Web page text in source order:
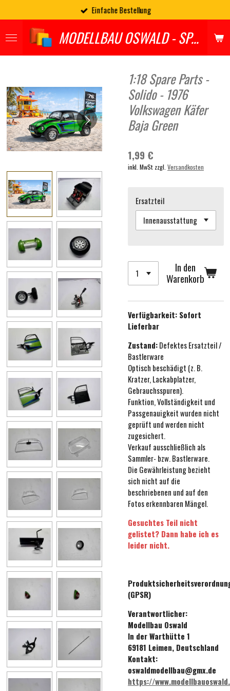
Hauptinhalt
springen
MODELLBAU OSWALD - SPARES
Einfache Bestellung
1:18 Spare Parts -
Solido - 1976
Volkswagen Käfer
Baja Green
1,99 €
inkl. MwSt zzgl. Versandkosten
Ersatzteil
In den
Warenkorb
Verfügbarkeit: Sofort
Lieferbar
Zustand:Defektes Ersatzteil /
Bastlerware
Optisch beschädigt (z. B.
Kratzer, Lackabplatzer,
Gebrauchsspuren).
Funktion, Vollständigkeit und
Passgenauigkeit wurden nicht
geprüft und werden nicht
zugesichert.
Verkauf ausschließlich als
Sammler- bzw. Bastlerware.
Die Gewährleistung bezieht
sich nicht auf die
beschriebenen und auf den
Fotos erkennbaren Mängel.
Gesuchtes Teil nicht
gelistet? Dann habe ich es
leider nicht.
(GPSR)
Verantwortlicher:
Modellbau Oswald
In der Warthütte 1
69181 Leimen, Deutschland
Kontakt:
oswaldmodellbau@gmx.de
https://